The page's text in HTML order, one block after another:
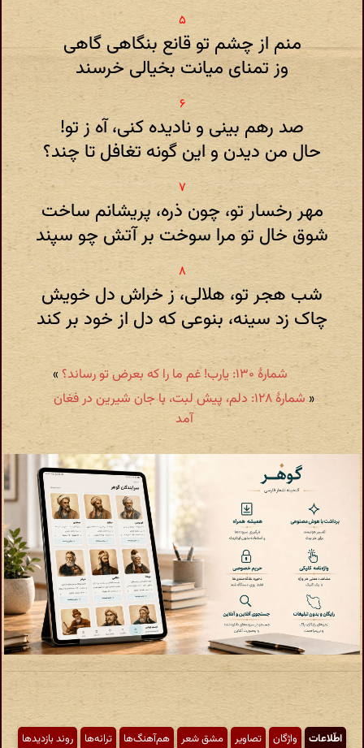
منم از چشم تو قانع بنگاهی گاهی
وز تمنای میانت بخیالی خرسند
صد رهم بینی و نادیده کنی، آه ز تو!
حال من دیدن و این گونه تغافل تا چند؟
مهر رخسار تو، چون ذره، پریشانم ساخت
شوق خال تو مرا سوخت بر آتش چو سپند
شب هجر تو، هلالی، ز خراش دل خویش
چاک زد سینه، بنوعی که دل از خود بر کند
شمارهٔ ۱۳۰: یارب! غم ما را که بعرض تو رساند؟
»
«
شمارهٔ ۱۲۸: دلم، پیش لبت، با جان شیرین در فغان
آمد
اطّلاعات واژگان تصاویر مشق شعر هم‌آهنگ‌ها ترانه‌ها
روند بازدیدها